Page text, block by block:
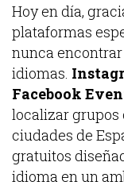
Hoy en día,
plataformas
nunca
idiomas.
Facebook
localizar grupos
ciudades de
gratuitos
idioma en un